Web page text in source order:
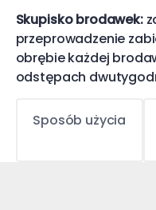
Skupisko brodawek:
przeprowadzenie
obrębie każdej
odstępach
Sposób użycia